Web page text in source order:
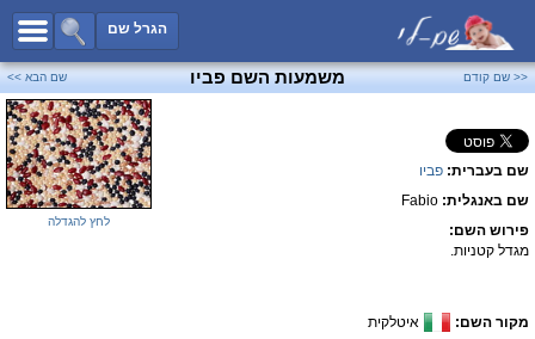
הגרל שם
כל השמות
שמות לבנים
שמות לבנות
שמות משותפים
שמות נפוצים
<< שם קודם משמעות השם פביו שם הבא >>
שם בעברית: פביו
שם באנגלית: Fabio
פירוש השם:
מגדל קטניות.
מקור השם:
איטלקית
לחץ להגדלה